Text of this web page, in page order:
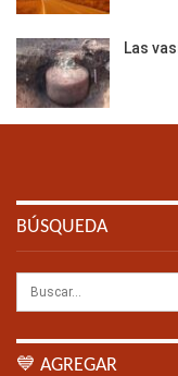
Las
BÚSQUEDA
💙 AGREGAR